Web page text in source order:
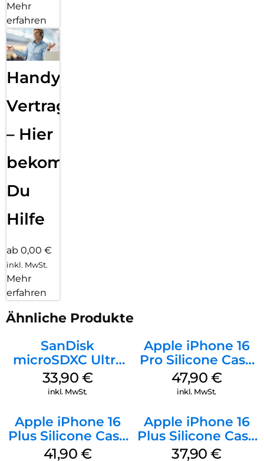
Mehr
erfahren
Handy
Vertragsabwicklung
– Hier
bekommst
Du
Hilfe
ab 0,00 €
inkl. MwSt.
Mehr
erfahren
Ähnliche Produkte
SanDisk
microSDXC Ultra
128 GB + Adapter
Mobile
33,90 €
inkl. MwSt.
Apple iPhone 16
Pro Silicone Case
MagSafe Denim
47,90 €
inkl. MwSt.
Apple iPhone 16
Plus Silicone Case
MagSafe Stone
41,90 €
Apple iPhone 16
Plus Silicone Case
MagSafe Lake
37,90€